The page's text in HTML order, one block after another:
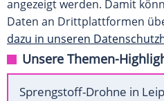
angezeigt werden. Damit
Daten an Drittplattformen
dazu in unseren
Unsere Themen-
Sprengstoff-Drohne in